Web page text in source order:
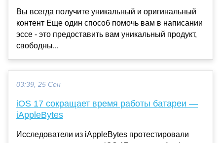
Вы всегда получите уникальный и оригинальный
контент Еще один способ помочь вам в написании
эссе - это предоставить вам уникальный продукт,
свободны...
03:39, 25 Сен
iOS 17 сокращает время работы батареи —
iAppleBytes
Исследователи из iAppleBytes протестировали